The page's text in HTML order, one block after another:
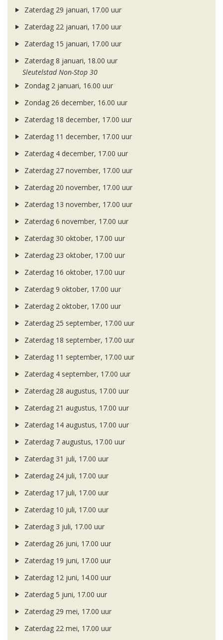
Zaterdag 29 januari, 17.00 uur
Zaterdag 22 januari, 17.00 uur
Zaterdag 15 januari, 17.00 uur
Zaterdag 8 januari, 18.00 uur
Sleutelstad Non-Stop 30
Zondag 2 januari, 16.00 uur
Zondag 26 december, 16.00 uur
Zaterdag 18 december, 17.00 uur
Zaterdag 11 december, 17.00 uur
Zaterdag 4 december, 17.00 uur
Zaterdag 27 november, 17.00 uur
Zaterdag 20 november, 17.00 uur
Zaterdag 13 november, 17.00 uur
Zaterdag 6 november, 17.00 uur
Zaterdag 30 oktober, 17.00 uur
Zaterdag 23 oktober, 17.00 uur
Zaterdag 16 oktober, 17.00 uur
Zaterdag 9 oktober, 17.00 uur
Zaterdag 2 oktober, 17.00 uur
Zaterdag 25 september, 17.00 uur
Zaterdag 18 september, 17.00 uur
Zaterdag 11 september, 17.00 uur
Zaterdag 4 september, 17.00 uur
Zaterdag 28 augustus, 17.00 uur
Zaterdag 21 augustus, 17.00 uur
Zaterdag 14 augustus, 17.00 uur
Zaterdag 7 augustus, 17.00 uur
Zaterdag 31 juli, 17.00 uur
Zaterdag 24 juli, 17.00 uur
Zaterdag 17 juli, 17.00 uur
Zaterdag 10 juli, 17.00 uur
Zaterdag 3 juli, 17.00 uur
Zaterdag 26 juni, 17.00 uur
Zaterdag 19 juni, 17.00 uur
Zaterdag 12 juni, 14.00 uur
Zaterdag 5 juni, 17.00 uur
Zaterdag 29 mei, 17.00 uur
Zaterdag 22 mei, 17.00 uur